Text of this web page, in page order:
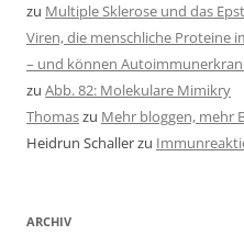
zu Multiple Sklerose und das
Viren, die menschliche Proteine
– und können
zu Abb. 82: Molekulare Mimikry
Thomaszu Mehr bloggen, mehr
Heidrun Schallerzu
ARCHIV